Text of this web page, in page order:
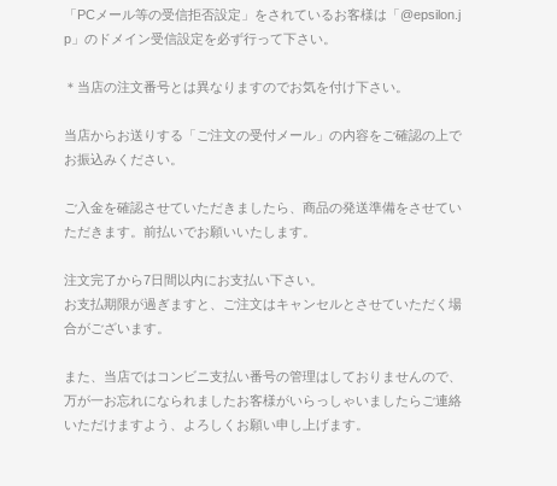
「PCメール等の受信拒否設定」をされているお客様は「@epsilon.j
p」のドメイン受信設定を必ず行って下さい。
＊当店の注文番号とは異なりますのでお気を付け下さい。
当店からお送りする「ご注文の受付メール」の内容をご確認の上で
お振込みください。
ご入金を確認させていただきましたら、商品の発送準備をさせてい
ただきます。前払いでお願いいたします。
注文完了から7日間以内にお支払い下さい。
お支払期限が過ぎますと、ご注文はキャンセルとさせていただく場
合がございます。
また、当店ではコンビニ支払い番号の管理はしておりませんので、
万が一お忘れになられましたお客様がいらっしゃいましたらご連絡
いただけますよう、よろしくお願い申し上げます。